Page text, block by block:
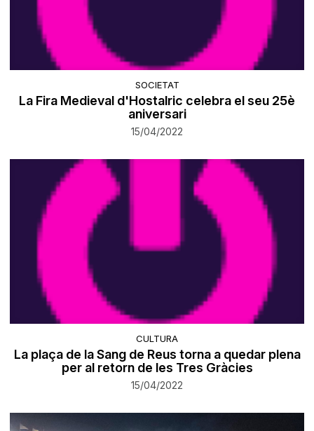
SOCIETAT
La Fira Medieval d'Hostalric celebra el seu 25è
aniversari
15/04/2022
CULTURA
La plaça de la Sang de Reus torna a quedar plena
per al retorn de les Tres Gràcies
15/04/2022